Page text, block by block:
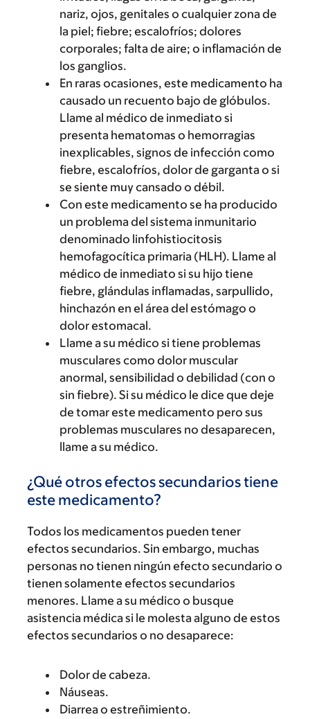
nariz, ojos, genitales o cualquier zona de
la piel; fiebre; escalofríos; dolores
corporales; falta de aire; o inflamación de
los ganglios.
En raras ocasiones, este medicamento ha
causado un recuento bajo de glóbulos.
Llame al médico de inmediato si
presenta hematomas o hemorragias
inexplicables, signos de infección como
fiebre, escalofríos, dolor de garganta o si
se siente muy cansado o débil.
Con este medicamento se ha producido
un problema del sistema inmunitario
denominado linfohistiocitosis
hemofagocítica primaria (HLH). Llame al
médico de inmediato si su hijo tiene
fiebre, glándulas inflamadas, sarpullido,
hinchazón en el área del estómago o
dolor estomacal.
Llame a su médico si tiene problemas
musculares como dolor muscular
anormal, sensibilidad o debilidad (con o
sin fiebre). Si su médico le dice que deje
de tomar este medicamento pero sus
problemas musculares no desaparecen,
llame a su médico.
¿Qué otros efectos secundarios tiene
este medicamento?
Todos los medicamentos pueden tener
efectos secundarios. Sin embargo, muchas
personas no tienen ningún efecto secundario o
tienen solamente efectos secundarios
menores. Llame a su médico o busque
asistencia médica si le molesta alguno de estos
efectos secundarios o no desaparece:
Dolor de cabeza.
Náuseas.
Diarrea o estreñimiento.